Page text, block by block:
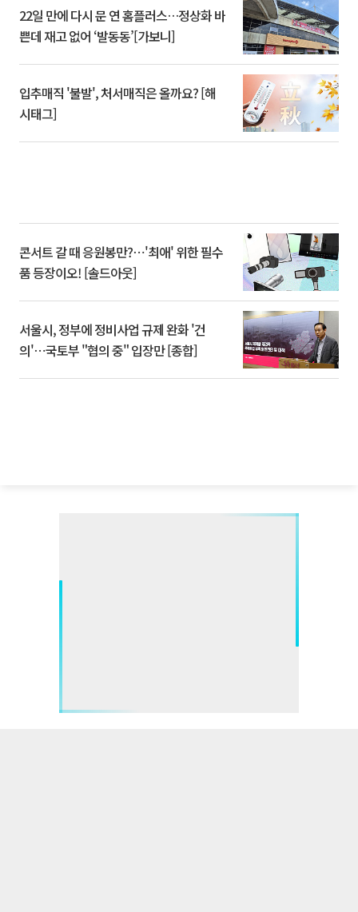
22일 만에 다시 문 연 홈플러스…정상화 바
쁜데 재고 없어 ‘발동동’[가보니]
입추매직 '불발', 처서매직은 올까요? [해
시태그]
콘서트 갈 때 응원봉만?⋯'최애' 위한 필수
품 등장이오! [솔드아웃]
서울시, 정부에 정비사업 규제 완화 '건
의'⋯국토부 "협의 중" 입장만 [종합]